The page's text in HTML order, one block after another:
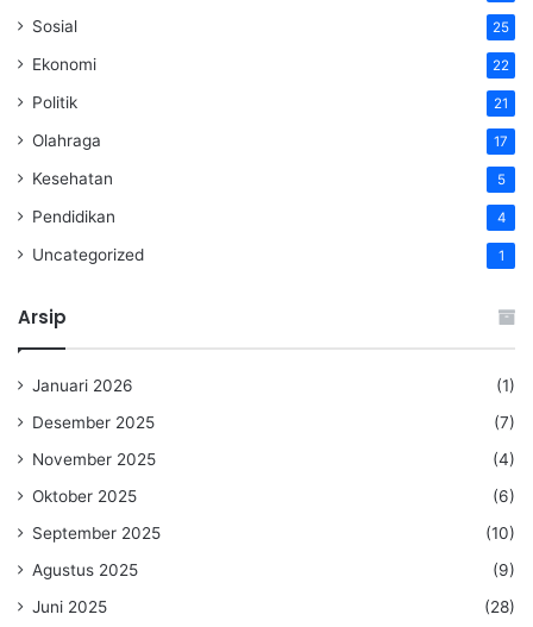
Sosial 25
Ekonomi 22
Politik 21
Olahraga 17
Kesehatan 5
Pendidikan 4
Uncategorized 1
Arsip
Januari 2026
(1)
Desember 2025
(7)
November 2025
(4)
Oktober 2025
(6)
September 2025
(10)
Agustus 2025
(9)
Juni 2025
(28)